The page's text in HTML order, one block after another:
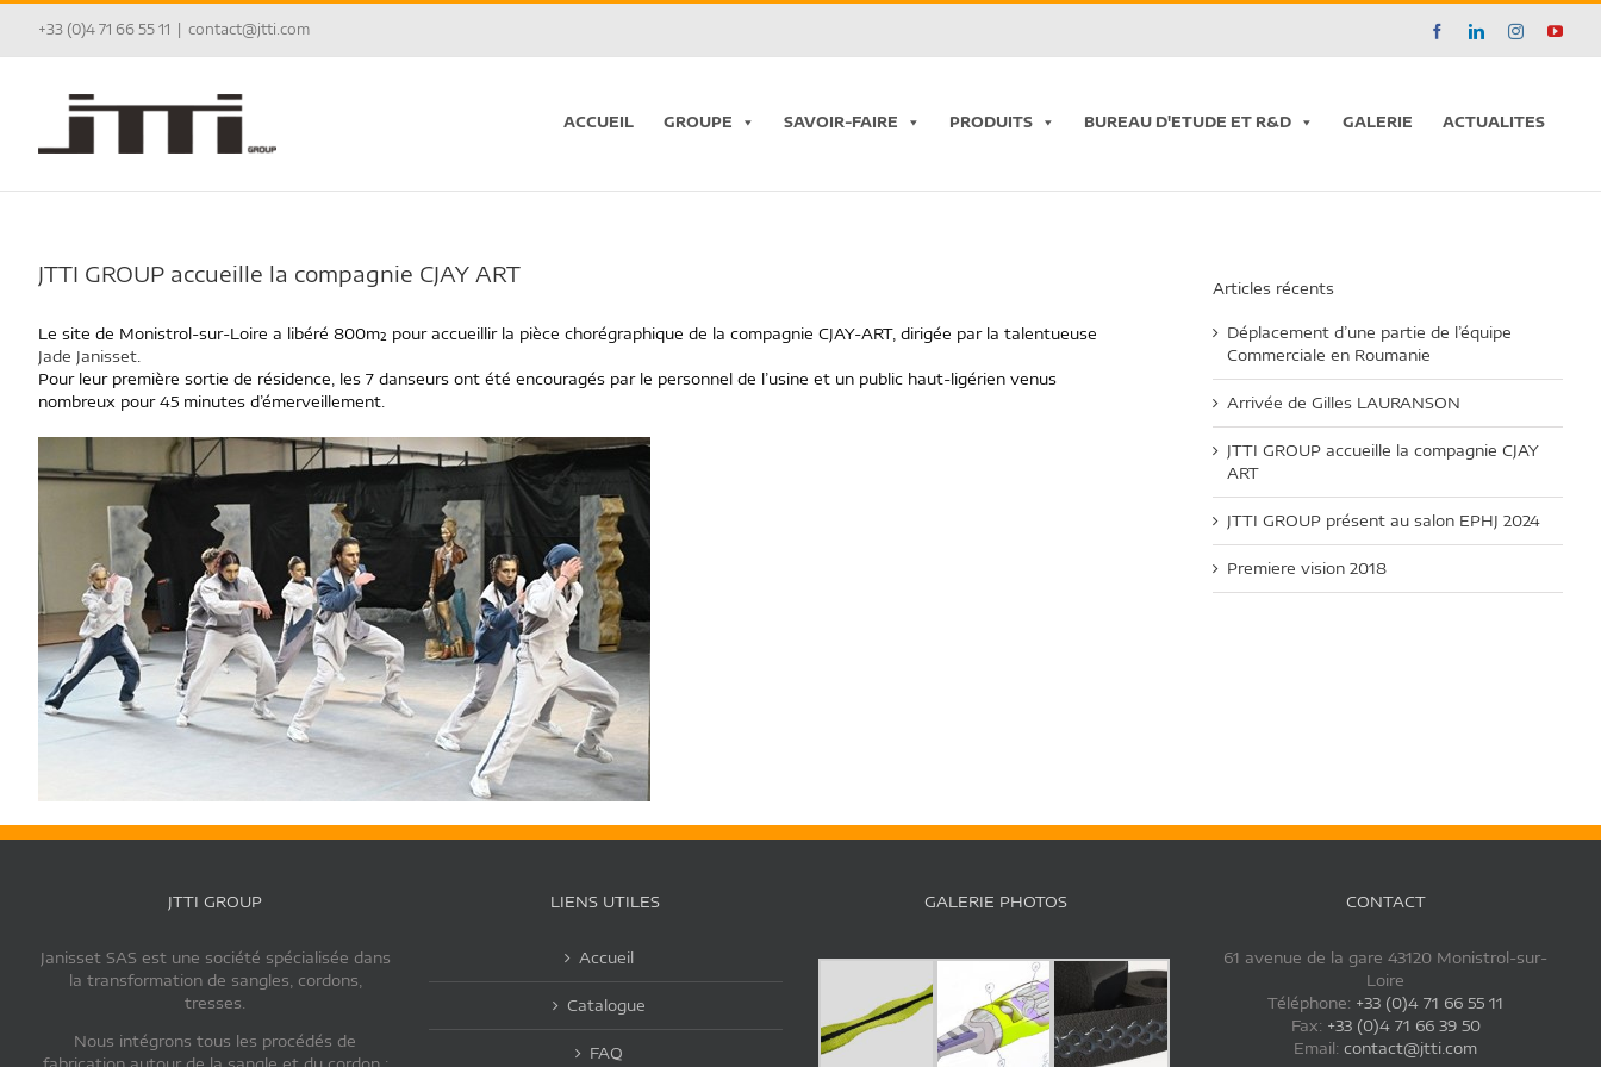
Passer
contenu
+33 (0)4 71 66 55 11 contact@jtti.com FacebookLinkedInInstagram
ACCUEIL GROUPE SAVOIR-FAIRE PRODUITS BUREAU D'ETUDE ET R&D GALERIE ACTUALITES
JTTI GROUP accueille la compagnie CJAY ART
Le site de Monistrol-sur-Loire a libéré 800m² pour accueillir la pièce chorégraphique de la compagnie CJAY-ART, dirigée par la talentueuse
Jade Janisset
Pour leur première sortie de résidence, les 7 danseurs ont été encouragés par le personnel de l’usine et un public haut-ligérien venus
nombreux pour 45 minutes d’émerveillement.
Articles récents
Déplacement d’une partie de l’équipe
Commerciale en Roumanie
Arrivée de Gilles LAURANSON
JTTI GROUP accueille la compagnie CJAY
ART
JTTI GROUP présent au salon EPHJ 2024
Premiere vision 2018
JTTI GROUP
Janisset SAS est une société spécialisée dans
la transformation de sangles, cordons,
tresses.
Nous intégrons tous les procédés de
LIENS UTILES
Accueil
Catalogue
FAQ
GALERIE PHOTOS CONTACT
61 avenue de la gare 43120 Monistrol-sur-
Loire
Téléphone: +33 (0)4 71 66 55 11
Fax: +33 (0)4 71 66 39 50
Email:contact@jtti.com